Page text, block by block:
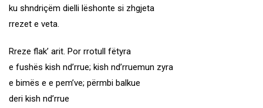
ku shndriçëm dielli lëshonte si zhgjeta
rrezet e veta.
Rreze flak’ arit. Por rrotull fëtyra
e fushës kish nd’rrue; kish nd’rruemun zyra
e bimës e e pem’ve; përmbi balkue
deri kish nd’rrue